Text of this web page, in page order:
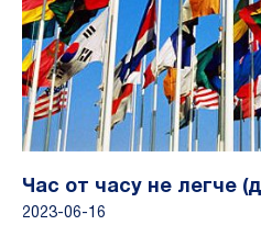
Час от часу не легче
2023-06-16